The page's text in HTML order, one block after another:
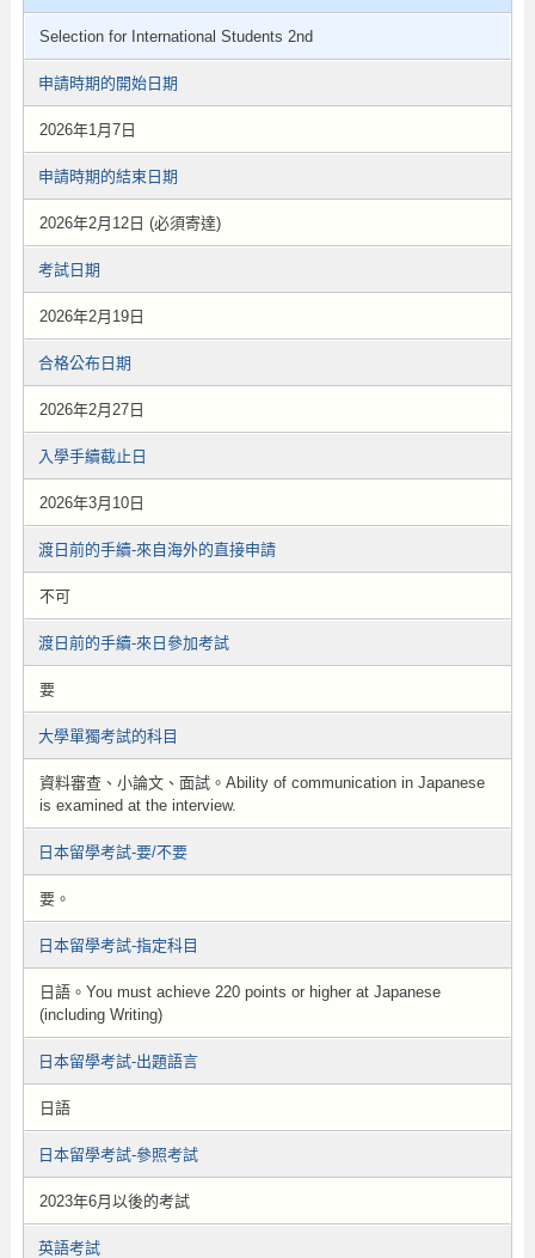
Selection for International Students 2nd
申請時期的開始日期
2026年1月7日
申請時期的結束日期
2026年2月12日 (必須寄達)
考試日期
2026年2月19日
合格公布日期
2026年2月27日
入學手續截止日
2026年3月10日
渡日前的手續-來自海外的直接申請
不可
渡日前的手續-來日參加考試
要
大學單獨考試的科目
資料審查、小論文、面試。Ability of communication in Japanese
is examined at the interview.
日本留學考試-要/不要
要。
日本留學考試-指定科目
日語。You must achieve 220 points or higher at Japanese
(including Writing)
日本留學考試-出題語言
日語
日本留學考試-參照考試
2023年6月以後的考試
英語考試